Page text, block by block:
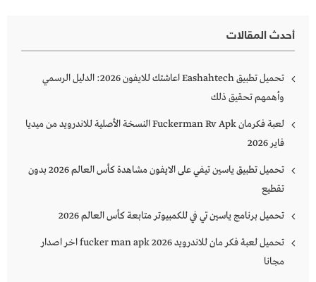
أحدث المقالات
تحميل تطبيق Eashahtech اعاشتك للايفون 2026: الدليل الرسمي
وأهمهم تحقيق ذلك
لعبة فكرمان Fuckerman Rv Apk النسخة الأصلية للاندرويد من ميديا
فاير 2026
تحميل تطبيق ياسين تيفي على الايفون مشاهدة كأس العالم 2026 بدون
تقطيع
تحميل برنامج ياسين تي في للكمبيوتر متابعة كأس العالم 2026
تحميل لعبة فكر مان للاندرويد 2026 fucker man apk اخر اصدار
مجانا